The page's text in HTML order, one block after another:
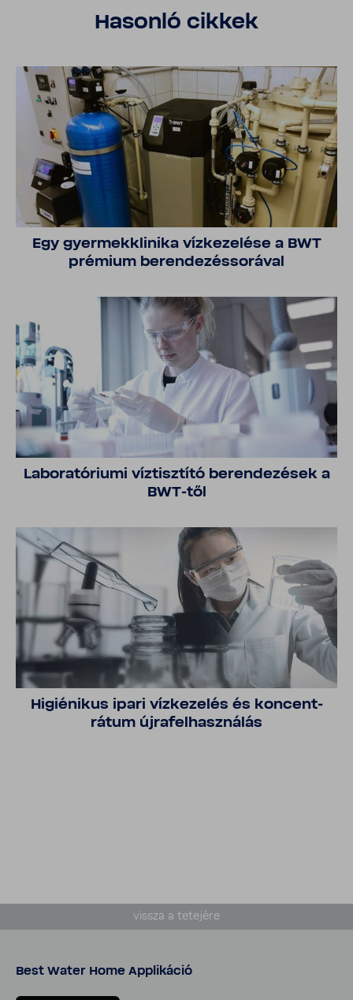
Hasonló cikkek
Egy gyer­mek­kli­nika vízke­ze­lése a BWT
prémium beren­de­zés­so­rával
Labo­ra­tó­riumi víztisz­tító beren­de­zések a
BWT-​től
Higi­é­nikus ipari vízke­zelés és koncent­
rátum újra­fel­hasz­nálás
vissza a tete­jére
Best Water Home Appli­káció